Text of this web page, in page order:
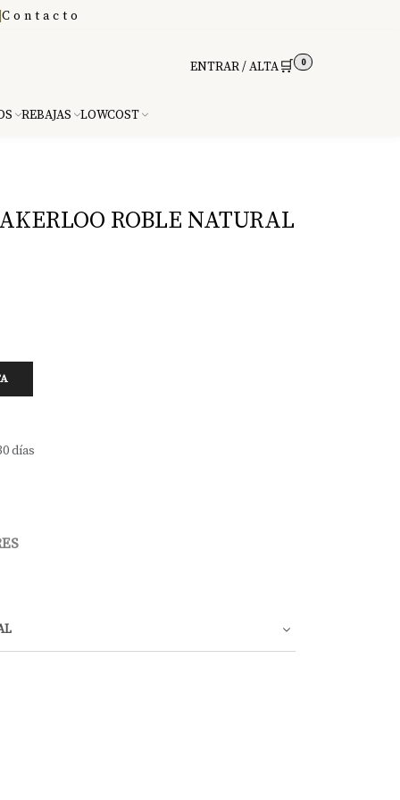
Contacto
ENTRAR / ALTA🛒 0
REBAJAS LOWCOST
ROBLE NATURAL
días